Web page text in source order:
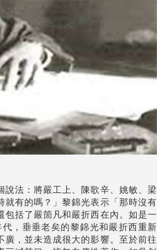
法：將嚴工上、陳歌辛、姚敏、梁
有的嗎？」黎錦光表示「那時沒有
括了嚴箇凡和嚴折西在內。如是一
，垂垂老矣的黎錦光和嚴折西重新
，並未造成很大的影響。至於前往